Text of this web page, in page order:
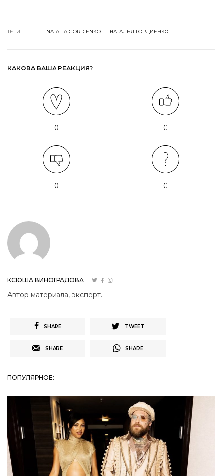
ТЕГИ NATALIA GORDIENKO НАТАЛЬЯ ГОРДИЕНКО
КАКОВА ВАША РЕАКЦИЯ?
0 0
0 0
КСЮША ВИНОГРАДОВА
Автор материала, эксперт.
SHARE TWEET
SHARE SHARE
ПОПУЛЯРНОЕ: